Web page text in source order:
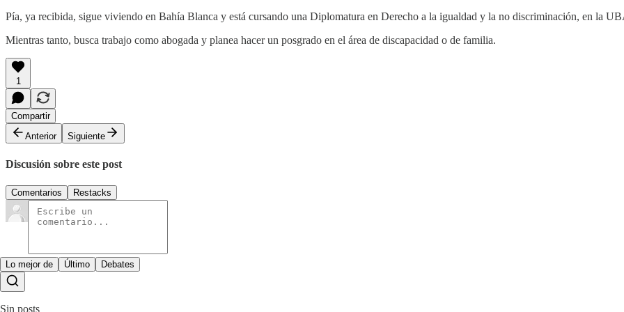
Pía, ya recibida, sigue viviendo en Bahía Blanca y está cursando una Diplomatura en Derecho a la igualdad y la no discriminación, en la
Mientras tanto, busca trabajo como abogada y planea hacer un posgrado en el área de discapacidad o de familia.
1
Compartir
Anterior
Siguiente
Discusión sobre este post
Comentarios Restacks
Lo mejor de Último Debates
Sin posts